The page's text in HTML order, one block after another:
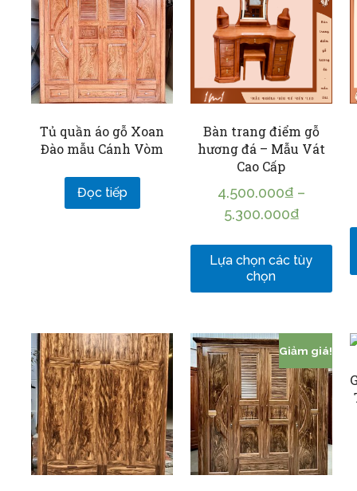
Tủ quần áo gỗ Xoan
Đào mẫu Cánh Vòm
Đọc tiếp
Bàn trang điểm gỗ
hương đá – Mẫu Vát
Cao Cấp
4.500.000₫–
5.300.000₫
Lựa chọn các tùy
chọn
Giảm giá!